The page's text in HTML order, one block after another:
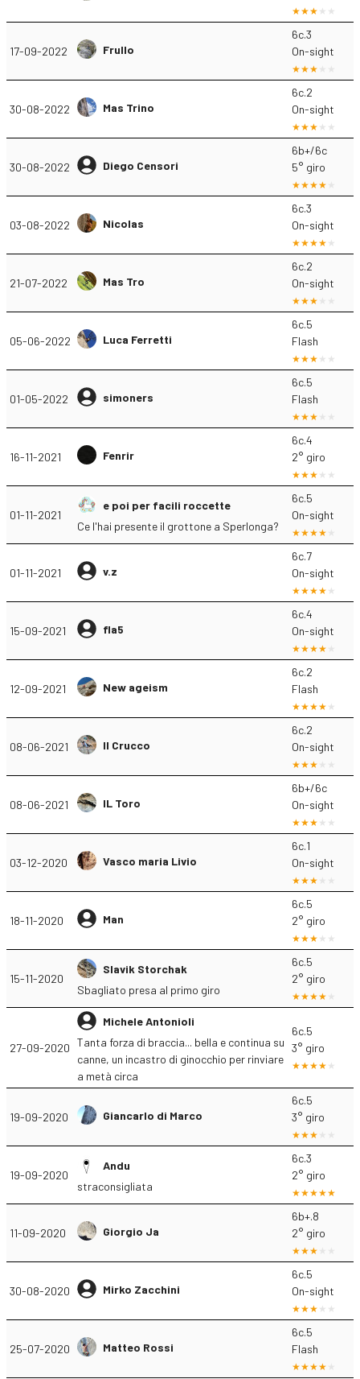
17-09-2022 Frullo
6c.3
On-sight
30-08-2022 Mas Trino
6c.2
On-sight
30-08-2022 Diego Censori
6b+/6c
5° giro
03-08-2022 Nicolas
6c.3
On-sight
21-07-2022 Mas Tro
6c.2
On-sight
05-06-2022 Luca Ferretti
6c.5
Flash
01-05-2022 simoners
6c.5
Flash
16-11-2021 Fenrir
6c.4
2° giro
01-11-2021
e poi per facili roccette
Ce l'hai presente il grottone a Sperlonga?
6c.5
On-sight
01-11-2021 v.z
6c.7
On-sight
15-09-2021 fla5
6c.4
On-sight
12-09-2021 New ageism
6c.2
Flash
08-06-2021 Il Crucco
6c.2
On-sight
08-06-2021 IL Toro
6b+/6c
On-sight
03-12-2020 Vasco maria Livio
6c.1
On-sight
18-11-2020 Man
6c.5
2° giro
15-11-2020
Slavik Storchak
Sbagliato presa al primo giro
6c.5
2° giro
27-09-2020
Michele Antonioli
Tanta forza di braccia... bella e continua su
canne, un incastro di ginocchio per rinviare
a metà circa
6c.5
3° giro
19-09-2020 Giancarlo di Marco
6c.5
3° giro
19-09-2020
Andu
straconsigliata
6c.3
2° giro
11-09-2020 Giorgio Ja
6b+.8
2° giro
30-08-2020 Mirko Zacchini
6c.5
On-sight
25-07-2020 Matteo Rossi
6c.5
Flash